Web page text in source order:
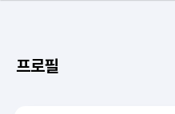
프로필